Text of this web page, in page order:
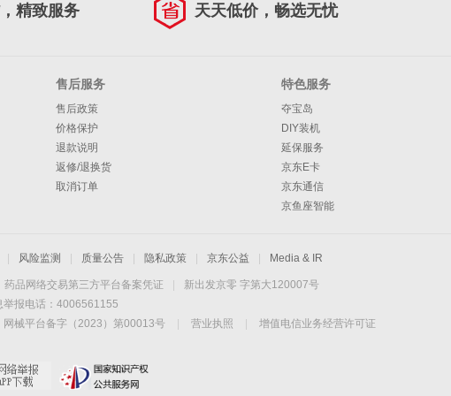
精致服务 天天低价，畅选无忧
售后服务
售后政策
价格保护
退款说明
返修/退换货
取消订单
特色服务
夺宝岛
DIY装机
延保服务
京东E卡
京东通信
京鱼座智能
风险监测 质量公告 隐私政策 京东公益 Media & IR
药品网络交易第三方平台备案凭证
新出发京零 字第大120007号
举报电话：4006561155
网械平台备字（2023）第00013号 营业执照
增值电信业务经营许可证